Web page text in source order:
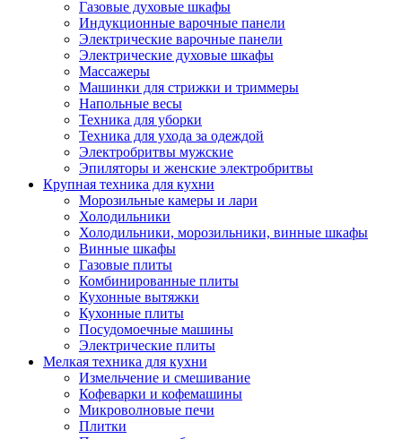
Газовые духовые шкафы
Индукционные варочные панели
Электрические варочные панели
Электрические духовые шкафы
Массажеры
Машинки для стрижки и триммеры
Напольные весы
Техника для уборки
Техника для ухода за одеждой
Электробритвы мужские
Эпиляторы и женские электробритвы
Крупная техника для кухни
Морозильные камеры и лари
Холодильники
Холодильники, морозильники, винные шкафы
Винные шкафы
Газовые плиты
Комбинированные плиты
Кухонные вытяжки
Кухонные плиты
Посудомоечные машины
Электрические плиты
Мелкая техника для кухни
Измельчение и смешивание
Кофеварки и кофемашины
Микроволновые печи
Плитки